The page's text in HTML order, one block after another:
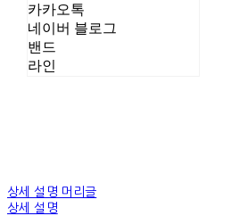
카카오톡
네이버 블로그
밴드
라인
상세 설명 머리글
상세 설명